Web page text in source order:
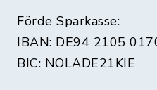
Förde Sparkasse:
IBAN: DE94 2105
BIC: NOLADE21KIE